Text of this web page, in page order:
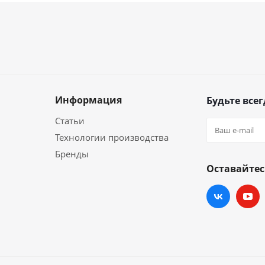
Информация
Статьи
Технологии производства
Бренды
Будьте